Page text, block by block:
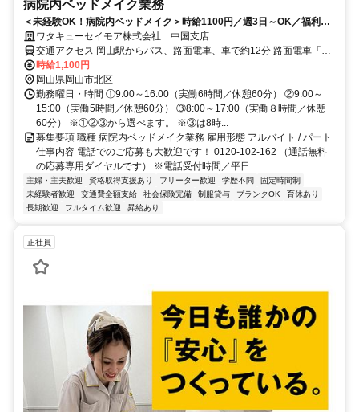
病院内ベッドメイク業務
＜未経験OK！病院内ベッドメイク＞時給1100円／週3日～OK／福利厚
生他手当充実／マイカー通勤可♪
ワタキューセイモア株式会社 中国支店
交通アクセス 岡山駅からバス、路面電車、車で約12分 路面電車「清
輝橋」から徒歩10分
時給1,100円
岡山県岡山市北区
勤務曜日・時間 ①9:00～16:00（実働6時間／休憩60分） ②9:00～
15:00（実働5時間／休憩60分） ③8:00～17:00（実働８時間／休憩
60分） ※①②③から選べます。 ※③は8時...
募集要項 職種 病院内ベッドメイク業務 雇用形態 アルバイト / パート
仕事内容 電話でのご応募も大歓迎です！ 0120-102-162 （通話無料
の応募専用ダイヤルです） ※電話受付時間／平日...
主婦・主夫歓迎 資格取得支援あり フリーター歓迎 学歴不問
固定時間制
未経験者歓迎
交通費全額支給 社会保険完備 制服貸与 ブランクOK
育休あり
長期歓迎
フルタイム歓迎 昇給あり
正社員